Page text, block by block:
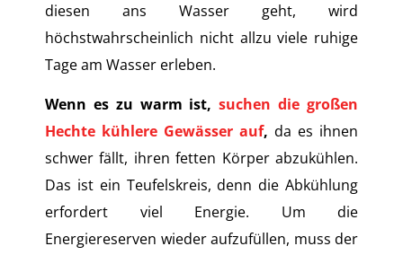
diesen ans Wasser geht, wird
höchstwahrscheinlich nicht allzu viele ruhige
Tage am Wasser erleben.
Wenn es zu warm ist,suchen die großen
Hechte kühlere Gewässer auf, da es ihnen
schwer fällt, ihren fetten Körper abzukühlen.
Das ist ein Teufelskreis, denn die Abkühlung
erfordert viel Energie. Um die
Energiereserven wieder aufzufüllen, muss der